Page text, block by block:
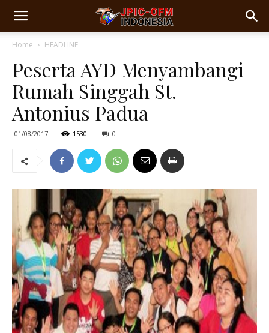
Home HEADLINE
Peserta AYD Menyambangi
Rumah Singgah St.
Antonius Padua
01/08/2017 1530 0